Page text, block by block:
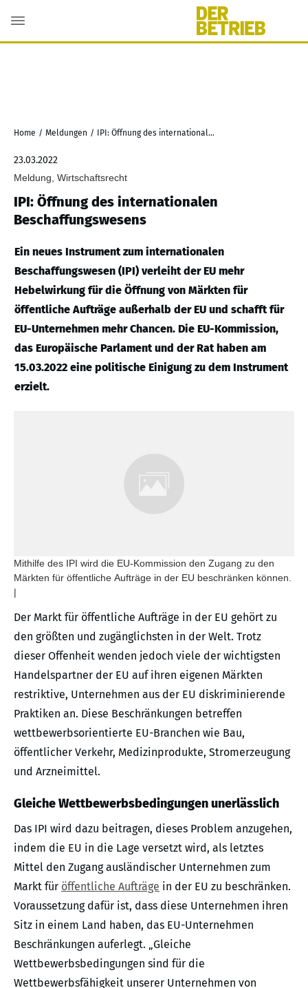
Home / Meldungen / IPI: Öffnung des internationalen Beschaffungswesens
23.03.2022
Meldung, Wirtschaftsrecht
IPI: Öffnung des internationalen
Beschaffungswesens
Ein neues Instrument zum internationalen
Beschaffungswesen (IPI) verleiht der EU mehr
Hebelwirkung für die Öffnung von Märkten für
öffentliche Aufträge außerhalb der EU und schafft für
EU-Unternehmen mehr Chancen. Die EU-Kommission,
das Europäische Parlament und der Rat haben am
15.03.2022 eine politische Einigung zu dem Instrument
erzielt.
Mithilfe des IPI wird die EU-Kommission den Zugang zu den
Märkten für öffentliche Aufträge in der EU beschränken können.
|
Der Markt für öffentliche Aufträge in der EU gehört zu
den größten und zugänglichsten in der Welt. Trotz
dieser Offenheit wenden jedoch viele der wichtigsten
Handelspartner der EU auf ihren eigenen Märkten
restriktive, Unternehmen aus der EU diskriminierende
Praktiken an. Diese Beschränkungen betreffen
wettbewerbsorientierte EU-Branchen wie Bau,
öffentlicher Verkehr, Medizinprodukte, Stromerzeugung
und Arzneimittel.
Gleiche Wettbewerbsbedingungen unerlässlich
Das IPI wird dazu beitragen, dieses Problem anzugehen,
indem die EU in die Lage versetzt wird, als letztes
Mittel den Zugang ausländischer Unternehmen zum
Markt für öffentliche Aufträge in der EU zu beschränken.
Voraussetzung dafür ist, dass diese Unternehmen ihren
Sitz in einem Land haben, das EU-Unternehmen
Beschränkungen auferlegt. „Gleiche
Wettbewerbsbedingungen sind für die
Wettbewerbsfähigkeit unserer Unternehmen von